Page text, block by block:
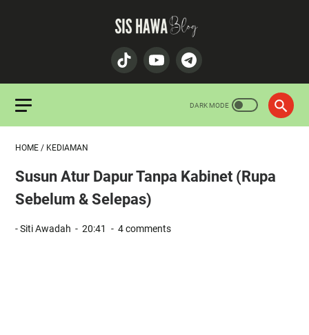
HOME / KEDIAMAN
Susun Atur Dapur Tanpa Kabinet (Rupa
Sebelum & Selepas)
- Siti Awadah 20:41 4 comments